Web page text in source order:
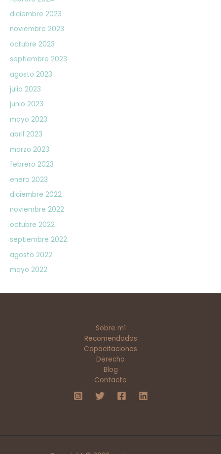
diciembre 2023
noviembre 2023
octubre 2023
septiembre 2023
agosto 2023
julio 2023
junio 2023
mayo 2023
abril 2023
marzo 2023
febrero 2023
enero 2023
diciembre 2022
noviembre 2022
octubre 2022
septiembre 2022
agosto 2022
mayo 2022
Sobre mí
Recomendados
Capacitaciones
Derecho
Blog
Contacto